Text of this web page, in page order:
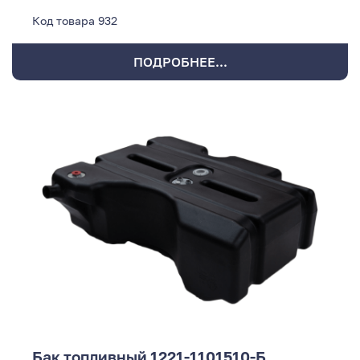
Код товара 932
ПОДРОБНЕЕ...
Бак топливный 1221-1101510-Б